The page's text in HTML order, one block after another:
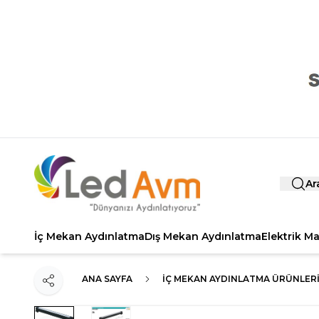
İç Mekan AydınlatmaDış Mekan AydınlatmaElektrik
ANA SAYFA İÇ MEKAN AYDINLATMA ÜRÜNLERI
Paylaş